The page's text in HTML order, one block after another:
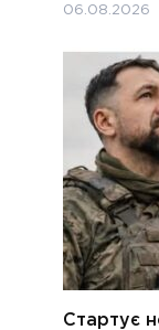
06.08.2026
Стартує